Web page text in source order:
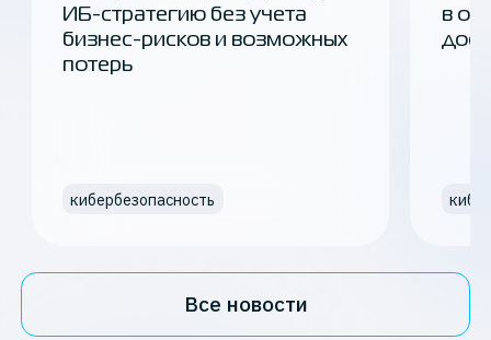
ИБ-стратегию без учета
бизнес-рисков и возможных
потерь
кибербезопасность
в
Все новости